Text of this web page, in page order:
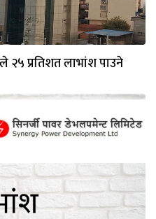
प्रतिशत लाभांश पाउने